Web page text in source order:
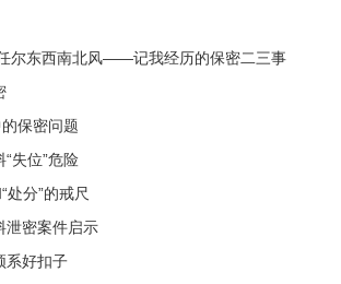
尔东西南北风——记我经历的保密二三事
保密问题
失位”危险
处分”的戒尺
泄密案件启示
系好扣子